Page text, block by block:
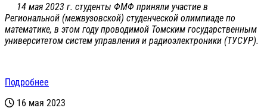
14 мая 2023 г. студенты ФМФ приняли участие в
Региональной (межвузовской) студенческой олимпиаде по
математике, в этом году проводимой Томским государственным
университетом систем управления и радиоэлектроники (ТУСУР).
Подробнее
16 мая 2023